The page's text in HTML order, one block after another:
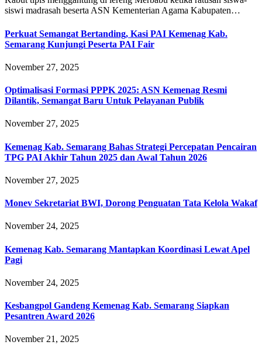
siswi madrasah beserta ASN Kementerian Agama Kabupaten…
Perkuat Semangat Bertanding, Kasi PAI Kemenag Kab.
Semarang Kunjungi Peserta PAI Fair
November 27, 2025
Optimalisasi Formasi PPPK 2025: ASN Kemenag Resmi
Dilantik, Semangat Baru Untuk Pelayanan Publik
November 27, 2025
Kemenag Kab. Semarang Bahas Strategi Percepatan Pencairan
TPG PAI Akhir Tahun 2025 dan Awal Tahun 2026
November 27, 2025
Monev Sekretariat BWI, Dorong Penguatan Tata Kelola Wakaf
November 24, 2025
Kemenag Kab. Semarang Mantapkan Koordinasi Lewat Apel
Pagi
November 24, 2025
Kesbangpol Gandeng Kemenag Kab. Semarang Siapkan
Pesantren Award 2026
November 21, 2025